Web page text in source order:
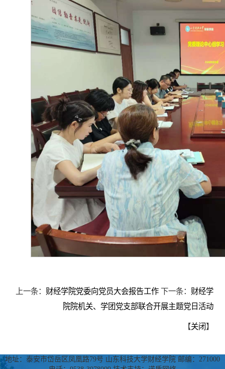
上一条： 财经学院党委向党员大会报告工作下一条： 财经学
院院机关、学团党支部联合开展主题党日活动
【关闭 】
地址：泰安市岱岳区凤凰路79号 山东科技大学财经学院 邮编：271000